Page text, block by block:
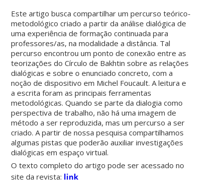
Este artigo busca compartilhar um percurso teórico-
metodológico criado a partir da análise dialógica de
uma experiência de formação continuada para
professores/as, na modalidade a distância. Tal
percurso encontrou um ponto de conexão entre as
teorizações do Círculo de Bakhtin sobre as relações
dialógicas e sobre o enunciado concreto, com a
noção de dispositivo em Michel Foucault. A leitura e
a escrita foram as principais ferramentas
metodológicas. Quando se parte da dialogia como
perspectiva de trabalho, não há uma imagem de
método a ser reproduzida, mas um percurso a ser
criado. A partir de nossa pesquisa compartilhamos
algumas pistas que poderão auxiliar investigações
dialógicas em espaço virtual.
O texto completo do artigo pode ser acessado no
site da revista: link